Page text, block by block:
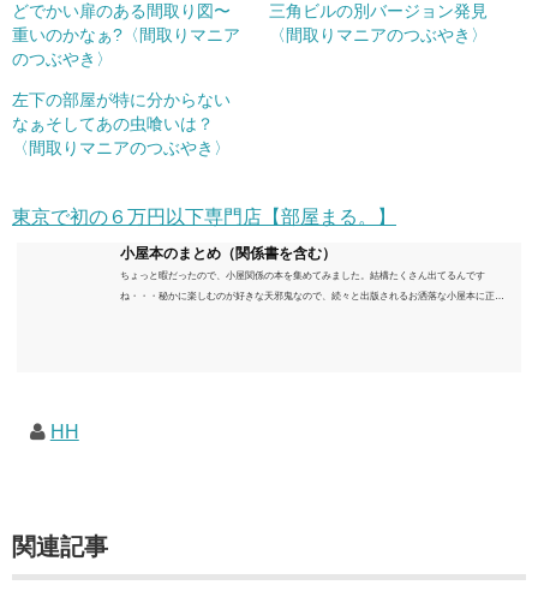
どでかい扉のある間取り図〜
重いのかなぁ?〈間取りマニア
のつぶやき〉
三角ビルの別バージョン発見
〈間取りマニアのつぶやき〉
左下の部屋が特に分からない
なぁそしてあの虫喰いは？
〈間取りマニアのつぶやき〉
東京で初の６万円以下専門店【部屋まる。】
小屋本のまとめ（関係書を含む）
ちょっと暇だったので、小屋関係の本を集めてみました。結構たくさん出てるんです
ね・・・秘かに楽しむのが好きな天邪鬼なので、続々と出版されるお洒落な小屋本に正直
HH
関連記事